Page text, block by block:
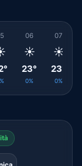
06
☀️
23°
0%
07
☀️
23°
0%